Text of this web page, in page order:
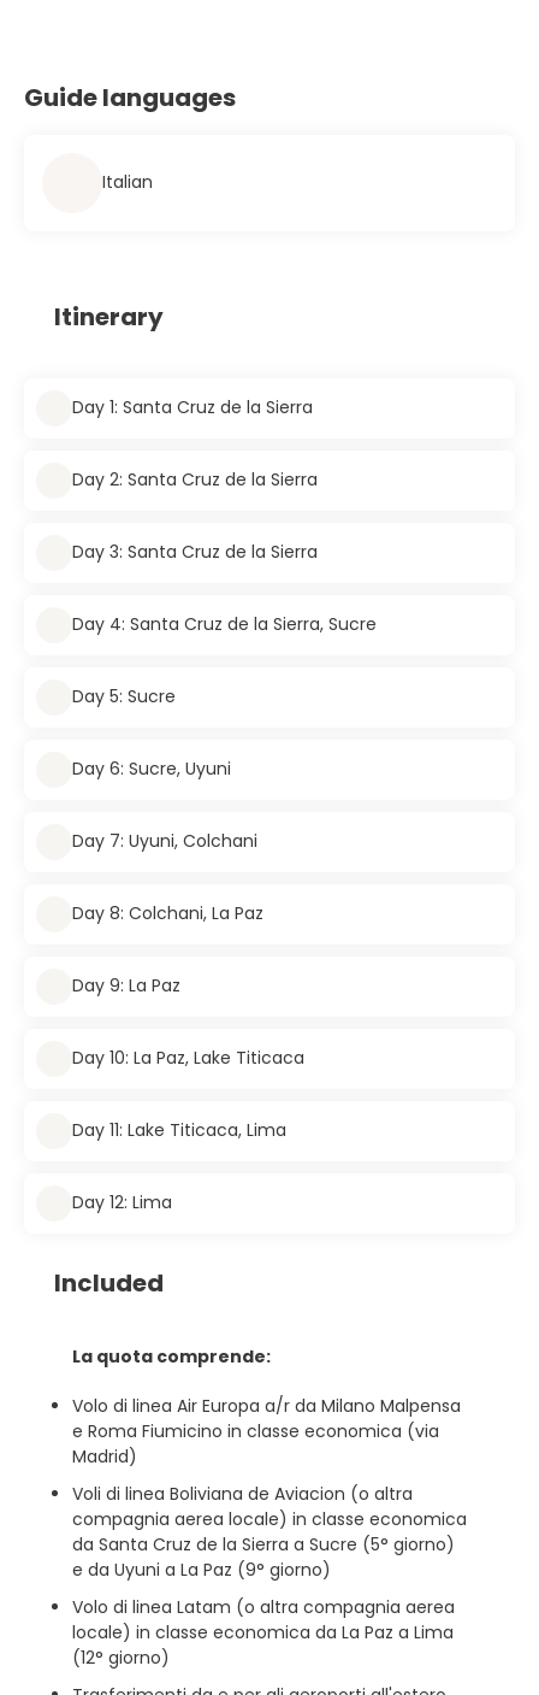
Guide languages
Italian
Itinerary
Day 1: Santa Cruz de la Sierra
Day 2: Santa Cruz de la Sierra
Day 3: Santa Cruz de la Sierra
Day 4: Santa Cruz de la Sierra, Sucre
Day 5: Sucre
Day 6: Sucre, Uyuni
Day 7: Uyuni, Colchani
Day 8: Colchani, La Paz
Day 9: La Paz
Day 10: La Paz, Lake Titicaca
Day 11: Lake Titicaca, Lima
Day 12: Lima
Included
La quota comprende:
Volo di linea Air Europa a/r da Milano Malpensa
e Roma Fiumicino in classe economica (via
Madrid)
Voli di linea Boliviana de Aviacion (o altra
compagnia aerea locale) in classe economica
da Santa Cruz de la Sierra a Sucre (5° giorno)
e da Uyuni a La Paz (9° giorno)
Volo di linea Latam (o altra compagnia aerea
locale) in classe economica da La Paz a Lima
(12° giorno)